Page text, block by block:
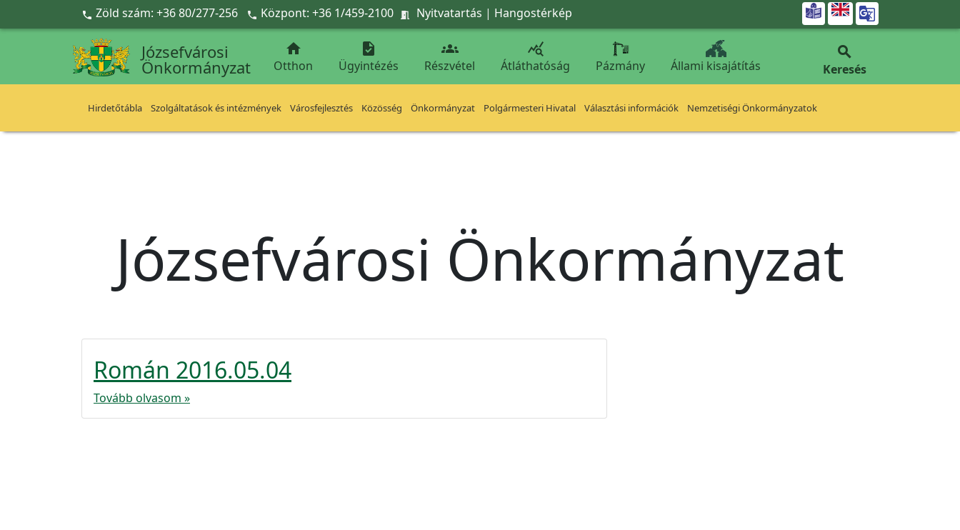
Ugrás a fő tartalomra
 Zöld szám: +36 80/277-256  Központ: +36 1/459-2100  Nyitvatartás | Hangostérkép 
Józsefvárosi
Önkormányzat

Otthon

Ügyintézés

Részvétel

Átláthatóság Pázmány Állami kisajátítás

Keresés
Hirdetőtábla Szolgáltatások és intézmények Városfejlesztés Közösség Önkormányzat Polgármesteri Hivatal Választási információk Nemzetiségi Önkormányzatok
Józsefvárosi Önkormányzat
Román 2016.05.04
Tovább olvasom »